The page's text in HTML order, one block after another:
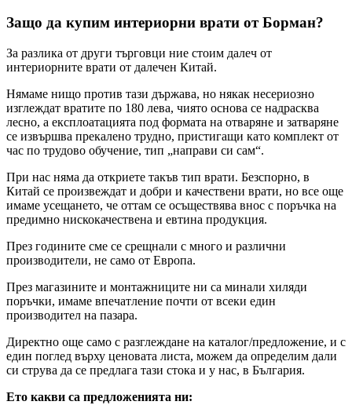
Защо да купим интериорни врати от Борман?
За разлика от други търговци ние стоим далеч от
интериорните врати от далечен Китай.
Нямаме нищо против тази държава, но някак несериозно
изглеждат вратите по 180 лева, чиято основа се надрасква
лесно, а експлоатацията под формата на отваряне и затваряне
се извършва прекалено трудно, пристигащи като комплект от
час по трудово обучение, тип „направи си сам“.
При нас няма да откриете такъв тип врати. Безспорно, в
Китай се произвеждат и добри и качествени врати, но все още
имаме усещането, че оттам се осъществява внос с поръчка на
предимно нискокачествена и евтина продукция.
През годините сме се срещнали с много и различни
производители, не само от Европа.
През магазините и монтажниците ни са минали хиляди
поръчки, имаме впечатление почти от всеки един
производител на пазара.
Директно още само с разглеждане на каталог/предложение, и с
един поглед върху ценовата листа, можем да определим дали
си струва да се предлага тази стока и у нас, в България.
Ето какви са предложенията ни: